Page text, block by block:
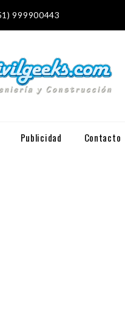
999900443
Publicidad Contacto